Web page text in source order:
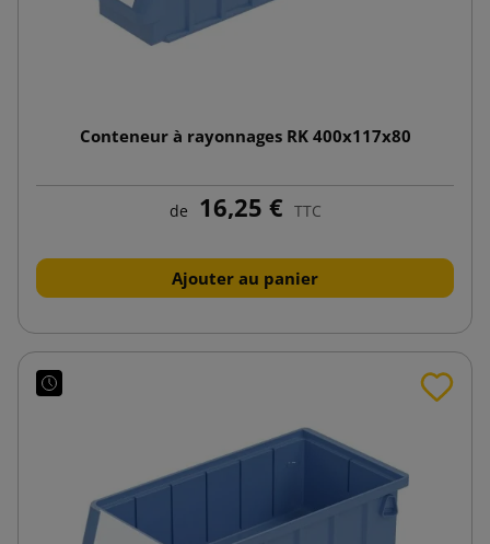
Conteneur à rayonnages RK 400x117x80
de 16,25 € TTC
Ajouter au panier